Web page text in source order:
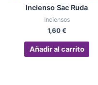
Incienso Sac Ruda
Inciensos
1,60€
Añadir al carrito